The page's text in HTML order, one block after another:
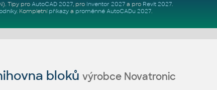
. Tipy pro AutoCAD 2027, pro Inventor 2027a pro Revit 2027.
. Kompletní příkazya proměnné AutoCADu 2027.
blokůvýrobce Novatronic